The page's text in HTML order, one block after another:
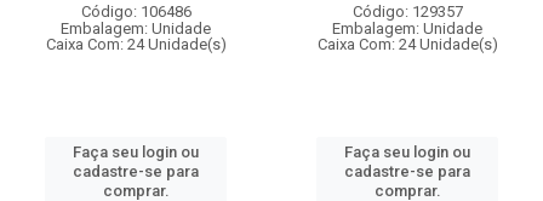
Código: 106486
Embalagem: Unidade
Caixa Com: 24 Unidade(s)
Faça seu login ou
cadastre-se para
comprar.
Código: 129357
Embalagem: Unidade
Caixa Com: 24 Unidade(s)
Faça seu login ou
cadastre-se para
comprar.